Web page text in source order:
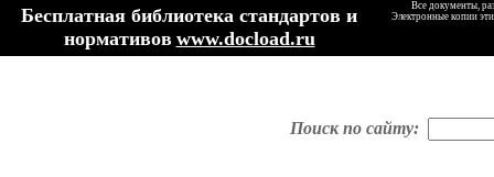
Бесплатная библиотека стандартов и
нормативов www.docload.ru
Все документы,
Электронные копии
Поиск по сайту: